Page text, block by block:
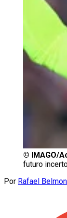
© IMAGO/
futuro
Por Rafael